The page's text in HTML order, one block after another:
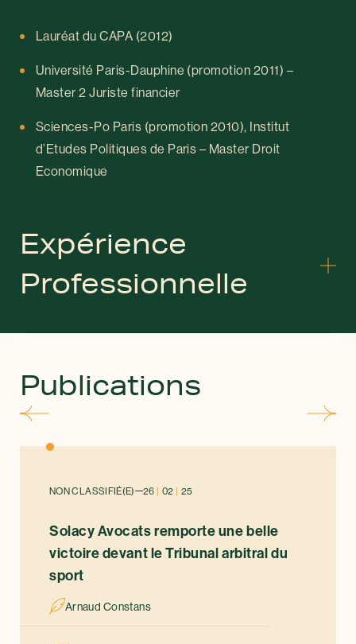
Lauréat du CAPA (2012)
Université Paris-Dauphine (promotion 2011) –
Master 2 Juriste financier
Sciences-Po Paris (promotion 2010), Institut
d’Etudes Politiques de Paris – Master Droit
Economique
Expérience
Professionnelle
Associé – Constans Avocats (2019-2022)
arbitrage (2012-2019)
Juriste – Crédit Foncier de France (2010-2011)
Publications
NON CLASSIFIÉ(E) 26 | 02 | 25
Solacy Avocats remporte une belle
victoire devant le Tribunal arbitral du
sport
Arnaud Constans